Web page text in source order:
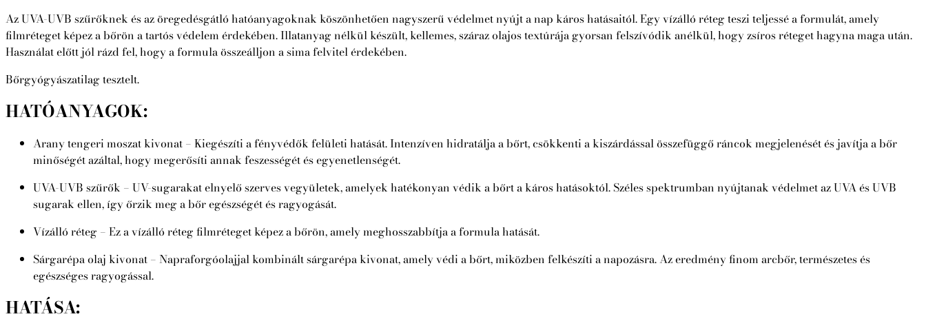
Az UVA-UVB szűrőknek és az öregedésgátló hatóanyagoknak köszönhetően nagyszerű védelmet nyújt a nap káros hatásaitól. Egy vízálló réteg teszi teljessé a formulát, amely
filmréteget képez a bőrön a tartós védelem érdekében. Illatanyag nélkül készült, kellemes, száraz olajos textúrája gyorsan felszívódik anélkül, hogy zsíros réteget hagyna maga után.
Használat előtt jól rázd fel, hogy a formula összeálljon a sima felvitel érdekében.
Bőrgyógyászatilag tesztelt.
HATÓANYAGOK:
Arany tengeri moszat kivonat – Kiegészíti a fényvédők felületi hatását. Intenzíven hidratálja a bőrt, csökkenti a kiszárdással összefüggő ráncok megjelenését és javítja a bőr
minőségét azáltal, hogy megerősíti annak feszességét és egyenetlenségét.
UVA-UVB szűrők – UV-sugarakat elnyelő szerves vegyületek, amelyek hatékonyan védik a bőrt a káros hatásoktól. Széles spektrumban nyújtanak védelmet az UVA és UVB
sugarak ellen, így őrzik meg a bőr egészségét és ragyogását.
Vízálló réteg – Ez a vízálló réteg filmréteget képez a bőrön, amely meghosszabbítja a formula hatását.
Sárgarépa olaj kivonat – Napraforgóolajjal kombinált sárgarépa kivonat, amely védi a bőrt, miközben felkészíti a napozásra. Az eredmény finom arcbőr, természetes és
egészséges ragyogással.
HATÁSA: